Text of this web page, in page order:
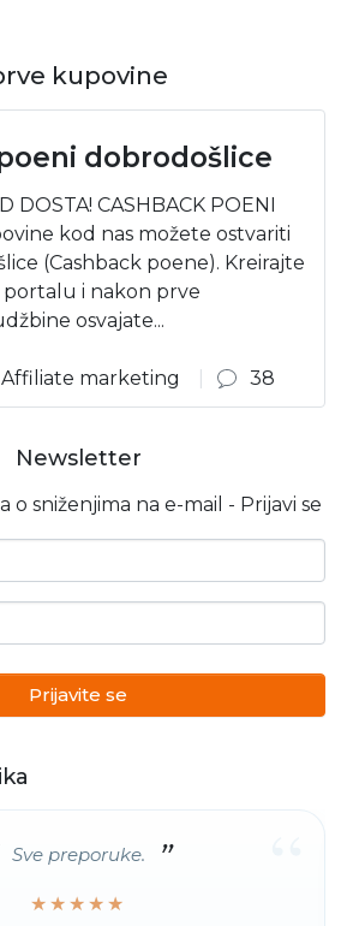
kupovine
dobrodošlice
DOSTA! CASHBACK POENI
kod nas možete ostvariti
(Cashback poene). Kreirajte
portalu i nakon prve
osvajate...
marketing
38
Newsletter
o sniženjima na e-mail - Prijavi se
Prijavite se
Sve preporuke.
★★★★★
★★★★★